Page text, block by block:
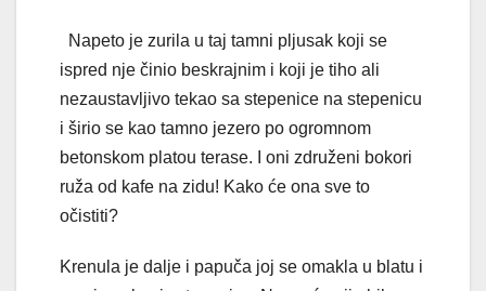
Napeto je zurila u taj tamni pljusak koji se
ispred nje činio beskrajnim i koji je tiho ali
nezaustavljivo tekao sa stepenice na stepenicu
i širio se kao tamno jezero po ogromnom
betonskom platou terase. I oni združeni bokori
ruža od kafe na zidu! Kako će ona sve to
očistiti?
Krenula je dalje i papuča joj se omakla u blatu i